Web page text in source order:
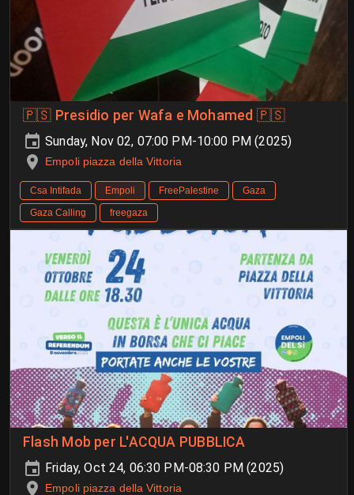
🇵🇸 Presidio per Wafa e Mohamed 🇵🇸
Sunday, Nov 02, 07:00 PM-10:00 PM (2025)
Empoli piazza della Vittoria
Csa Intifada Empoli FreePalestine
Gaza
Gaza Calling
freegaza
Flash Mob per L'ACQUA PUBBLICA
Friday, Oct 24, 06:30 PM-08:30 PM (2025)
Empoli piazza della Vittoria